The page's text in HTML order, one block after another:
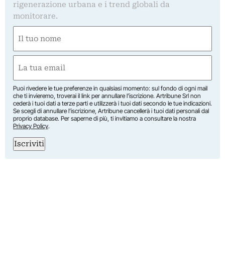
rigenerazione urbana e i trend globali da
monitorare.
(Required)
First
(Required)
Puoi rivedere le tue preferenze in qualsiasi momento: sul fondo di ogni mail
che ti invieremo, troverai il link per annullare l’iscrizione. Artribune Srl non
cederà i tuoi dati a terze parti e utilizzerà i tuoi dati secondo le tue indicazioni.
Se scegli di annullare l’iscrizione, Artribune cancellerà i tuoi dati personali dal
proprio database. Per saperne di più, ti invitiamo a consultare la nostra
Privacy Policy.
Iscriviti